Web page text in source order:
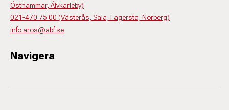
Östhammar, Älvkarleby)
021-470 75 00 (Västerås, Sala, Fagersta, Norberg)
info.aros@abf.se
Navigera